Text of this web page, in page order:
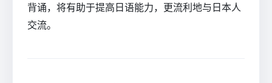
背诵，将有助于提高日语能力，更流利地与日本人
交流。